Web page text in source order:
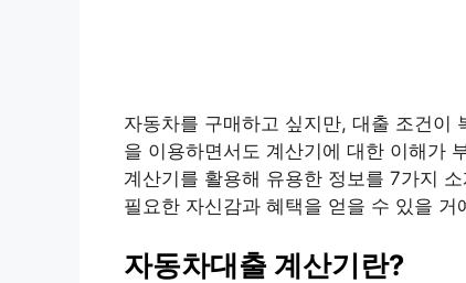
자동차를 구매하고 싶지만, 대출 조건이
을 이용하면서도 계산기에 대한 이해가
계산기를 활용해 유용한 정보를 7가지
필요한 자신감과 혜택을 얻을 수 있을 거
자동차대출 계산기란?